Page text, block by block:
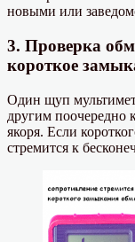
новыми или
3. Проверка
короткое
Один щуп
другим поочередно
якоря. Если
стремится к